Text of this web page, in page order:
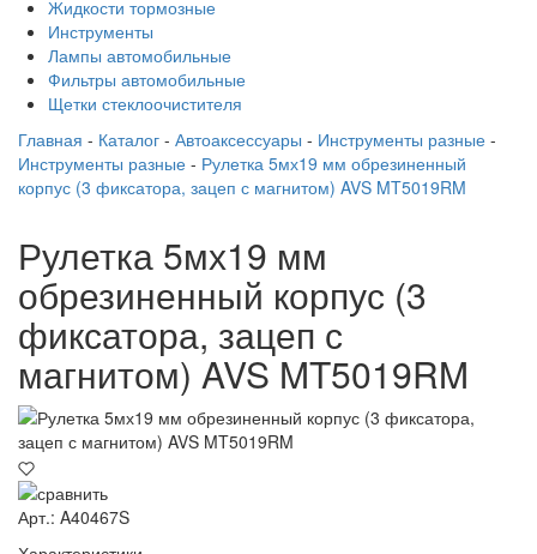
Жидкости тормозные
Инструменты
Лампы автомобильные
Фильтры автомобильные
Щетки стеклоочистителя
Главная - Каталог - Автоаксессуары - Инструменты разные -
Инструменты разные - Рулетка 5мх19 мм обрезиненный
корпус (3 фиксатора, зацеп с магнитом) AVS MT5019RM
Рулетка 5мх19 мм
обрезиненный корпус (3
фиксатора, зацеп с
магнитом) AVS MT5019RM
Арт.: A40467S